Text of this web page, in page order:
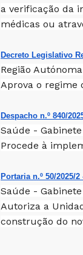
a verificação da
médicas ou
Decreto Legislativo
Região
Aprova o regime
Despacho n.º 840/
Saúde -
Procede à
Portaria n.º 50/2025/
Saúde -
Autoriza a
construção do